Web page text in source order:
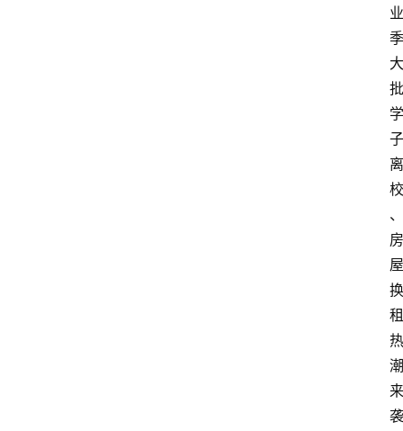
业
季
大
批
学
子
离
校
、
房
屋
换
租
热
潮
来
袭